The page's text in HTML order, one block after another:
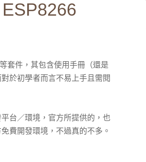
套件，其包含使用手冊（還是
於初學者而言不易上手且需閱
台／環境，官方所提供的，也
費開發環境，不過真的不多。